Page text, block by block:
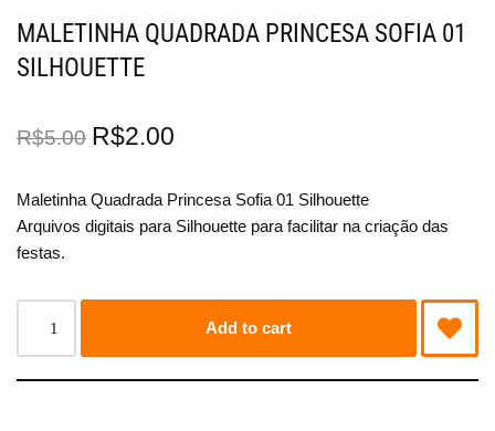
MALETINHA QUADRADA PRINCESA SOFIA 01
SILHOUETTE
R$5.00 R$2.00
Maletinha Quadrada Princesa Sofia 01 Silhouette
Arquivos digitais para Silhouette para facilitar na criação das
festas.
Add to cart